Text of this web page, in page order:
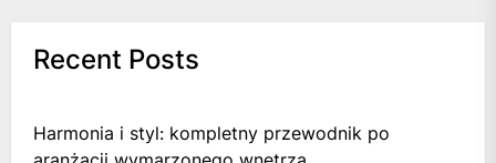
Recent Posts
Harmonia i styl: kompletny przewodnik po